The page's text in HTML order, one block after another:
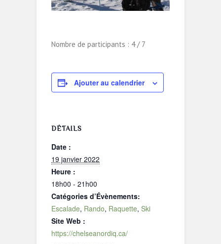
Nombre de participants : 4 / 7
Ajouter au calendrier
DÉTAILS
Date :
19 janvier 2022
Heure :
18h00 - 21h00
Catégories d’Évènements:
Escalade, Rando, Raquette, Ski
Site Web :
https://chelseanordiq.ca/